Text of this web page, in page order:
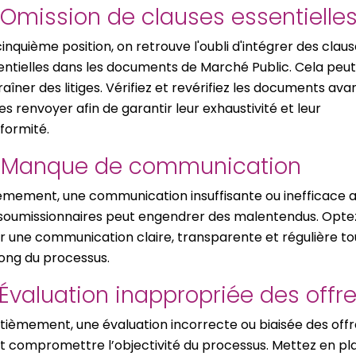
de clauses
position, on retrouve l'oubli d'intégrer des
dans les documents de Marché Public. Cela peut
des litiges. Vérifiez et revérifiez les documents
renvoyer afin de garantir leur exhaustivité et leur
de communication
une communication insuffisante ou inefficace
peut engendrer des malentendus.
une communication claire, transparente et régulière
du processus.
inappropriée des
une évaluation incorrecte ou biaisée des
compromettre l’objectivité du processus. Mettez en